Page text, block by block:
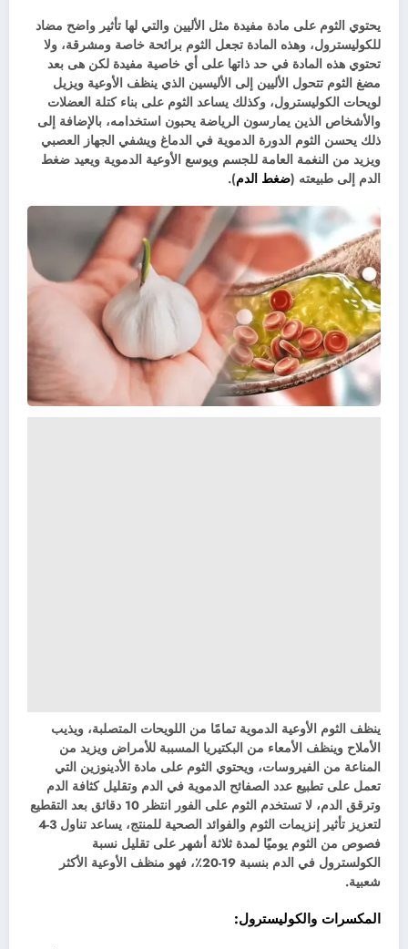
يحتوي الثوم على مادة مفيدة مثل الأليين والتي لها تأثير واضح مضاد
للكوليسترول، وهذه المادة تجعل الثوم برائحة خاصة ومشرقة، ولا
تحتوي هذه المادة في حد ذاتها على أي خاصية مفيدة لكن هى بعد
مضغ الثوم تتحول الأليين إلى الأليسين الذي ينظف الأوعية ويزيل
لويحات الكوليسترول، وكذلك يساعد الثوم على بناء كتلة العضلات
والأشخاص الذين يمارسون الرياضة يحبون استخدامه، بالإضافة إلى
ذلك يحسن الثوم الدورة الدموية في الدماغ ويشفي الجهاز العصبي
ويزيد من النغمة العامة للجسم ويوسع الأوعية الدموية ويعيد ضغط
الدم إلى طبيعته (ضغط الدم).
ينظف الثوم الأوعية الدموية تمامًا من اللويحات المتصلبة، ويذيب
الأملاح وينظف الأمعاء من البكتيريا المسببة للأمراض ويزيد من
المناعة من الفيروسات، ويحتوي الثوم على مادة الأدينوزين التي
تعمل على تطبيع عدد الصفائح الدموية في الدم وتقليل كثافة الدم
وترقق الدم، لا تستخدم الثوم على الفور انتظر 10 دقائق بعد التقطيع
لتعزيز تأثير إنزيمات الثوم والفوائد الصحية للمنتج، يساعد تناول 3-4
فصوص من الثوم يوميًا لمدة ثلاثة أشهر على تقليل نسبة
الكولسترول في الدم بنسبة 19-20٪، فهو منظف الأوعية الأكثر
شعبية.
المكسرات والكوليسترول: